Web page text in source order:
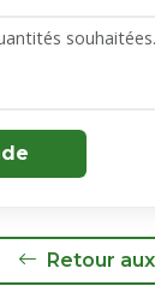
Retour